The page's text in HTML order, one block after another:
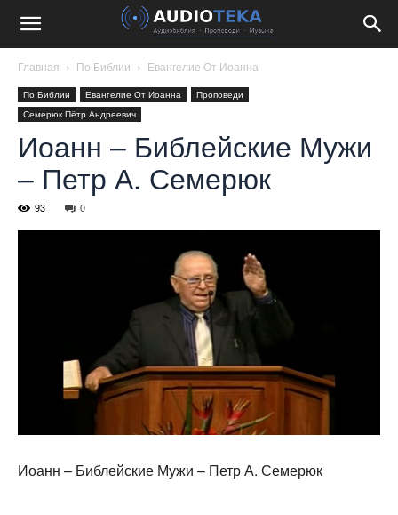
Главная По Библии Евангелие От Иоанна
По Библии Евангелие От Иоанна
Проповеди
Семерюк Пётр Андреевич
Иоанн – Библейские Мужи
– Петр А. Семерюк
93 0
Иоанн – Библейские Мужи – Петр А. Семерюк